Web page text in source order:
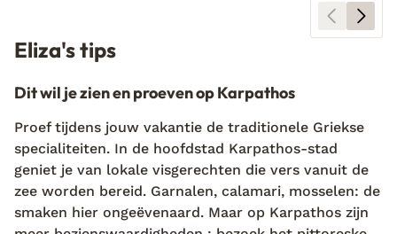
Eliza's tips
Dit wil je zien en proeven op Karpathos
Proef tijdens jouw vakantie de traditionele Griekse
specialiteiten. In de hoofdstad Karpathos-stad
geniet je van lokale visgerechten die vers vanuit de
zee worden bereid. Garnalen, calamari, mosselen: de
smaken hier ongeëvenaard. Maar op Karpathos zijn